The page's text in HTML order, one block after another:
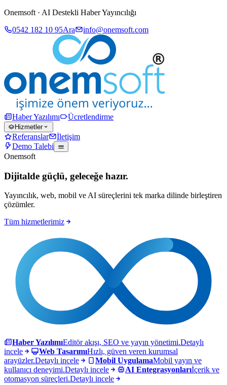
Onemsoft · AI Destekli Haber Yayıncılığı
0542 182 10 95Ara info@onemsoft.com
Haber Yazılımı Ücretlendirme
Hizmetler
Referanslar
İletişim
Demo Talebi
Onemsoft
Dijitalde güçlü, geleceğe hazır.
Yayıncılık, web, mobil ve AI süreçlerini tek marka dilinde birleştiren
çözümler.
Tüm hizmetlerimiz
Haber YazılımıEditör akışı, SEO ve yayın yönetimi.Detaylı
incele
Web TasarımıHızlı, güven veren kurumsal
arayüzler.Detaylı incele Mobil UygulamaMobil yayın ve
kullanıcı deneyimi.Detaylı incele AI Entegrasyonlarıİçerik ve
otomasyon süreçleri.Detaylı incele